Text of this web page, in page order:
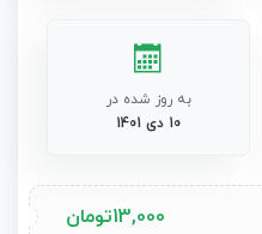
به روز شده در
10 دی 1401
13,000تومان